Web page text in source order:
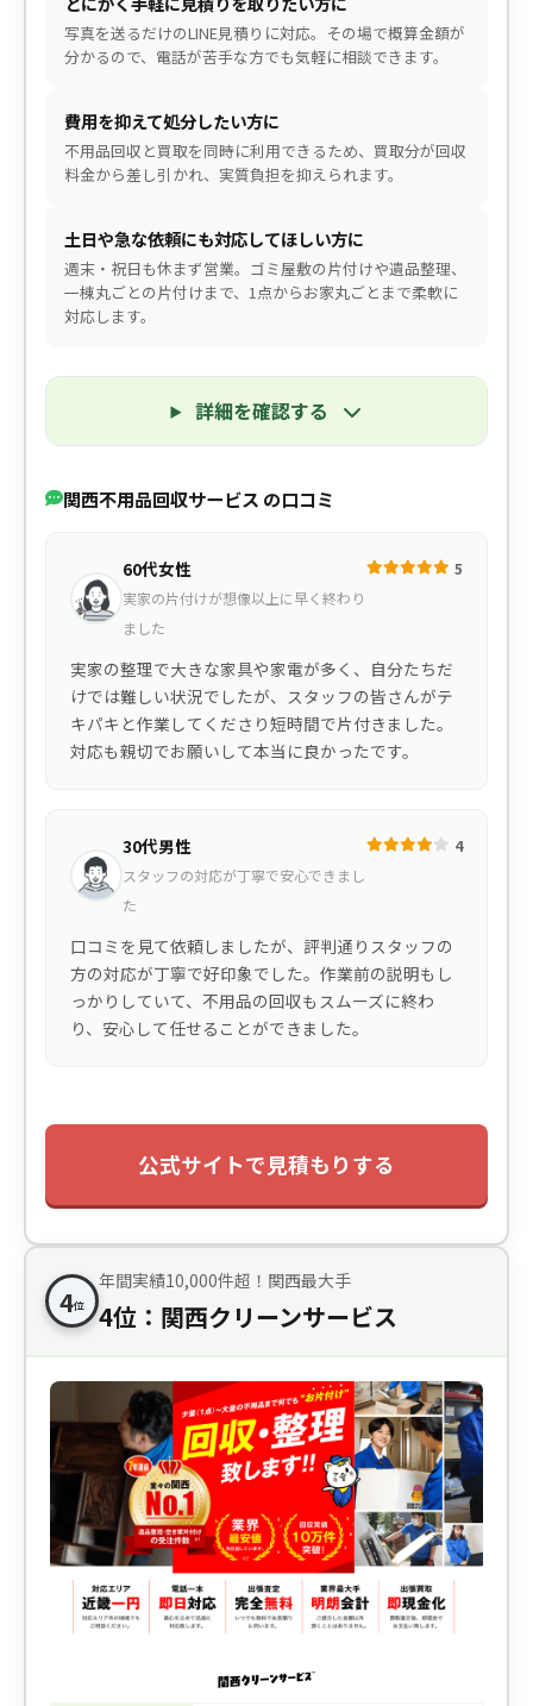
写真を送るだけのLINE見積りに対応。その場で概算金額が
分かるので、電話が苦手な方でも気軽に相談できます。
費用を抑えて処分したい方に
不用品回収と買取を同時に利用できるため、買取分が回収
料金から差し引かれ、実質負担を抑えられます。
土日や急な依頼にも対応してほしい方に
週末・祝日も休まず営業。ゴミ屋敷の片付けや遺品整理、
一棟丸ごとの片付けまで、1点からお家丸ごとまで柔軟に
対応します。
詳細を確認する
関西不用品回収サービス の口コミ
60代女性
実家の片付けが想像以上に早く終わり
ました
5
実家の整理で大きな家具や家電が多く、自分たちだ
けでは難しい状況でしたが、スタッフの皆さんがテ
キパキと作業してくださり短時間で片付きました。
対応も親切でお願いして本当に良かったです。
30代男性
スタッフの対応が丁寧で安心できまし
た
4
口コミを見て依頼しましたが、評判通りスタッフの
方の対応が丁寧で好印象でした。作業前の説明もし
っかりしていて、不用品の回収もスムーズに終わ
り、安心して任せることができました。
公式サイトで見積もりする
4位
年間実績10,000件超！関西最大手
4位：関西クリーンサービス